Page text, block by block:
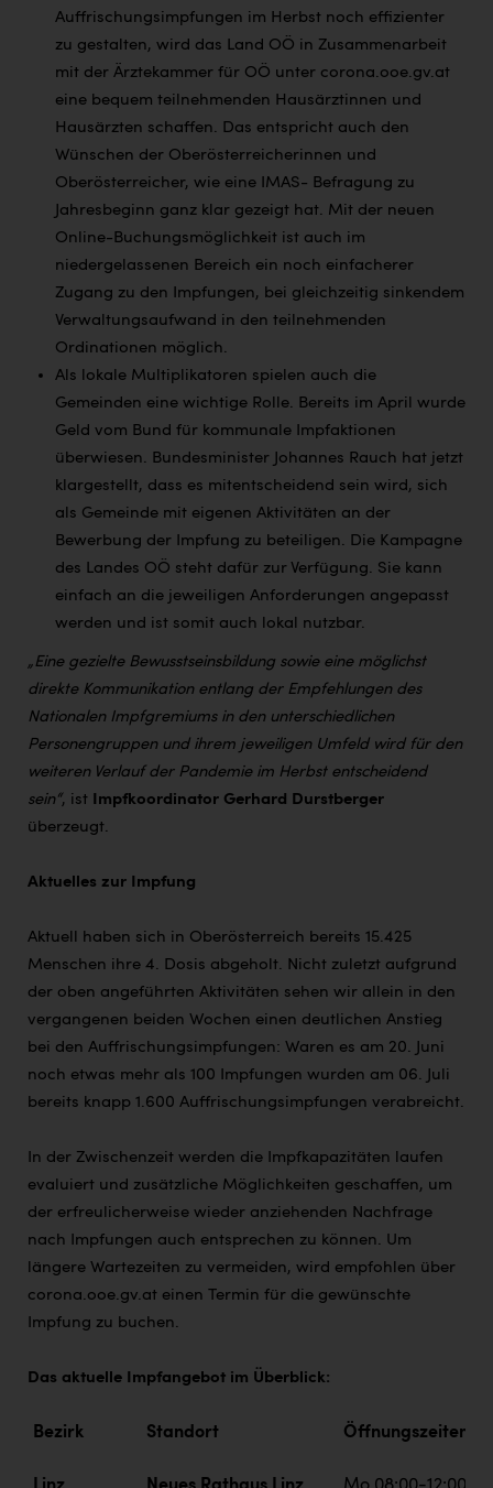
Auffrischungsimpfungen im Herbst noch effizienter
zu gestalten, wird das Land OÖ in Zusammenarbeit
mit der Ärztekammer für OÖ unter corona.ooe.gv.at
eine bequem teilnehmenden Hausärztinnen und
Hausärzten schaffen. Das entspricht auch den
Wünschen der Oberösterreicherinnen und
Oberösterreicher, wie eine IMAS- Befragung zu
Jahresbeginn ganz klar gezeigt hat. Mit der neuen
Online-Buchungsmöglichkeit ist auch im
niedergelassenen Bereich ein noch einfacherer
Zugang zu den Impfungen, bei gleichzeitig sinkendem
Verwaltungsaufwand in den teilnehmenden
Ordinationen möglich.
Als lokale Multiplikatoren spielen auch die
Gemeinden eine wichtige Rolle. Bereits im April wurde
Geld vom Bund für kommunale Impfaktionen
überwiesen. Bundesminister Johannes Rauch hat jetzt
klargestellt, dass es mitentscheidend sein wird, sich
als Gemeinde mit eigenen Aktivitäten an der
Bewerbung der Impfung zu beteiligen. Die Kampagne
des Landes OÖ steht dafür zur Verfügung. Sie kann
einfach an die jeweiligen Anforderungen angepasst
werden und ist somit auch lokal nutzbar.
„Eine gezielte Bewusstseinsbildung sowie eine möglichst
direkte Kommunikation entlang der Empfehlungen des
Nationalen Impfgremiums in den unterschiedlichen
Personengruppen und ihrem jeweiligen Umfeld wird für den
weiteren Verlauf der Pandemie im Herbst entscheidend
sein“, ist
Impfkoordinator Gerhard Durstberger
überzeugt.
Aktuelles zur Impfung
Aktuell haben sich in Oberösterreich bereits 15.425
Menschen ihre 4. Dosis abgeholt. Nicht zuletzt aufgrund
der oben angeführten Aktivitäten sehen wir allein in den
vergangenen beiden Wochen einen deutlichen Anstieg
bei den Auffrischungsimpfungen: Waren es am 20. Juni
noch etwas mehr als 100 Impfungen wurden am 06. Juli
bereits knapp 1.600 Auffrischungsimpfungen verabreicht.
In der Zwischenzeit werden die Impfkapazitäten laufen
evaluiert und zusätzliche Möglichkeiten geschaffen, um
der erfreulicherweise wieder anziehenden Nachfrage
nach Impfungen auch entsprechen zu können. Um
längere Wartezeiten zu vermeiden, wird empfohlen über
corona.ooe.gv.at einen Termin für die gewünschte
Impfung zu buchen.
Das aktuelle Impfangebot im Überblick:
Bezirk Standort Öffnungszeiten